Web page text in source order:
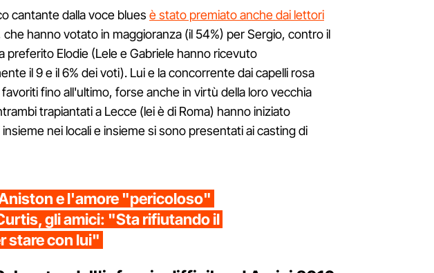
cantante dalla voce blues è stato premiato anche dai lettori
che hanno votato in maggioranza (il 54%) per Sergio, contro il
preferito Elodie (Lele e Gabriele hanno ricevuto
il 9 e il 6% dei voti). Lui e la concorrente dai capelli rosa
fino all'ultimo, forse anche in virtù della loro vecchia
trapiantati a Lecce (lei è di Roma) hanno iniziato
nei locali e insieme si sono presentati ai casting di
e l'amore "pericoloso"
gli amici: "Sta rifiutando il
stare con lui"